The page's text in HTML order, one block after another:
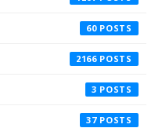
60
2166
3
37